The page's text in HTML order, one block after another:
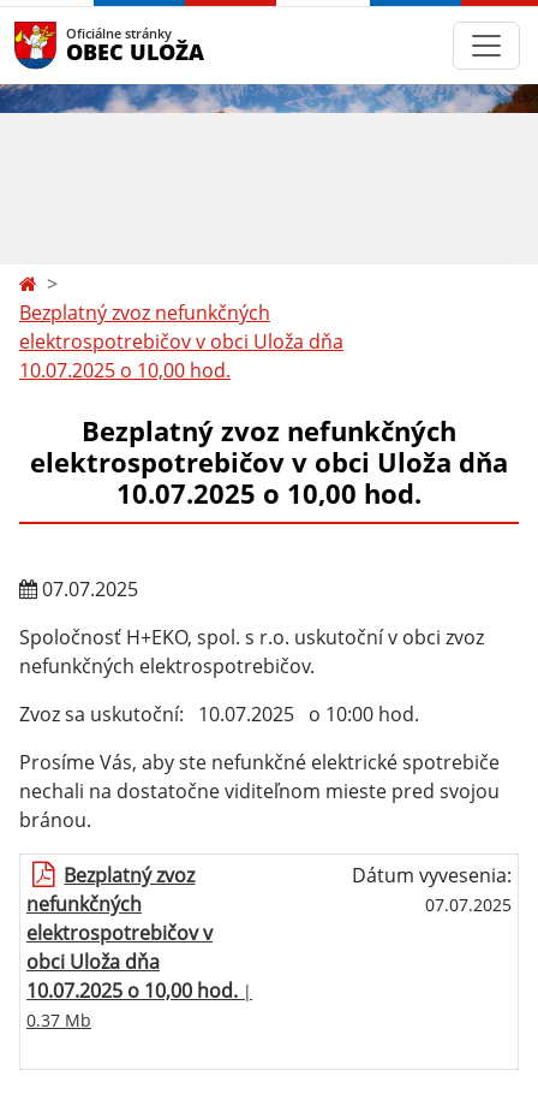
Oficiálne stránky
OBEC ULOŽA
Bezplatný zvoz nefunkčných
elektrospotrebičov v obci Uloža dňa
10.07.2025 o 10,00 hod.
Bezplatný zvoz nefunkčných
elektrospotrebičov v obci Uloža dňa
10.07.2025 o 10,00 hod.
07.07.2025
Spoločnosť H+EKO, spol. s r.o. uskutoční v obci zvoz
nefunkčných elektrospotrebičov.
Zvoz sa uskutoční: 10.07.2025 o 10:00 hod.
Prosíme Vás, aby ste nefunkčné elektrické spotrebiče
nechali na dostatočne viditeľnom mieste pred svojou
bránou.
Bezplatný zvoz
nefunkčných
elektrospotrebičov v
obci Uloža dňa
10.07.2025 o 10,00 hod. |
0.37 Mb
Dátum vyvesenia:
07.07.2025